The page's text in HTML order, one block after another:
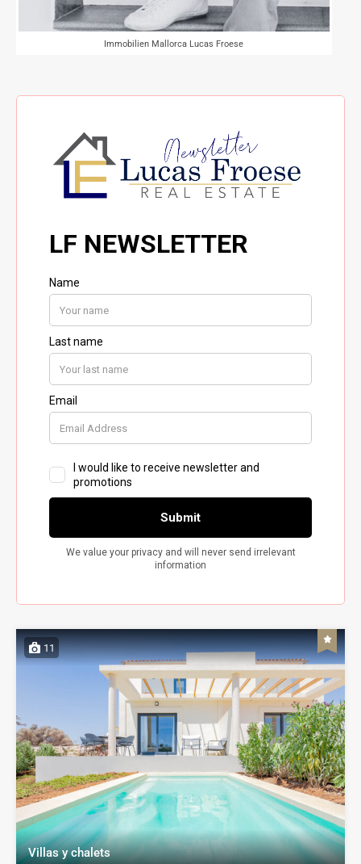
Immobilien Mallorca Lucas Froese
11
Villas y chalets